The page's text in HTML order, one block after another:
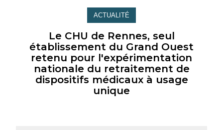
ACTUALITÉ
Le CHU de Rennes, seul
établissement du Grand Ouest
retenu pour l'expérimentation
nationale du retraitement de
dispositifs médicaux à usage
unique